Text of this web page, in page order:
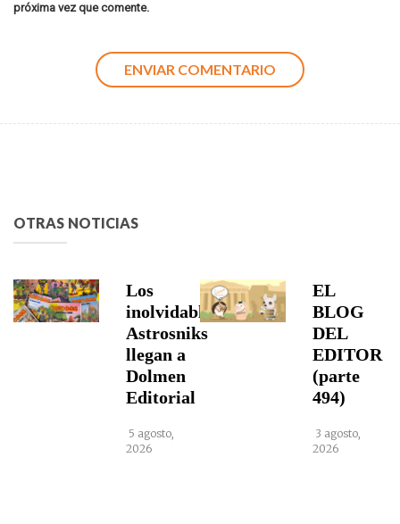
próxima vez que comente.
OTRAS NOTICIAS
Los
inolvidables
Astrosniks
llegan a
Dolmen
Editorial
5 agosto,
2026
EL
BLOG
DEL
EDITOR
(parte
494)
3 agosto,
2026